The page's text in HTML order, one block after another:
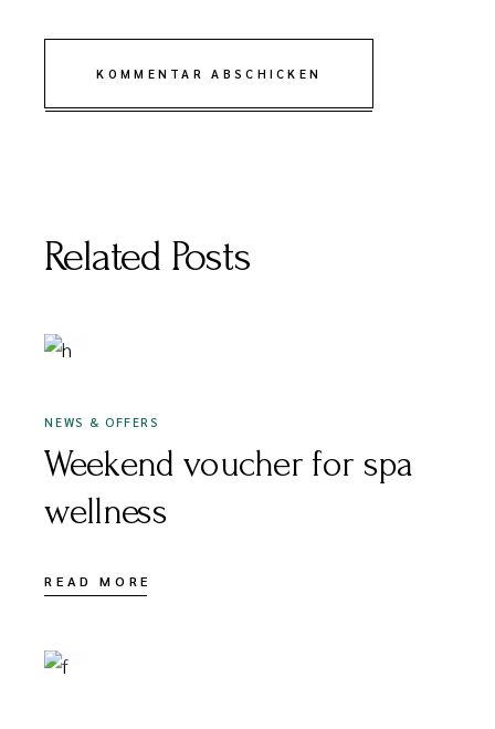
KOMMENTAR ABSCHICKEN
Related Posts
NEWS & OFFERS
Weekend voucher for spa
wellness
READ MORE